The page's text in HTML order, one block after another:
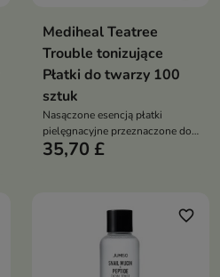
Mediheal Teatree
Trouble tonizujące
Płatki do twarzy 100
sztuk
Nasączone esencją płatki
pielęgnacyjne przeznaczone do
codziennej pielęgnacji skóry
35,70 £
favorite_border